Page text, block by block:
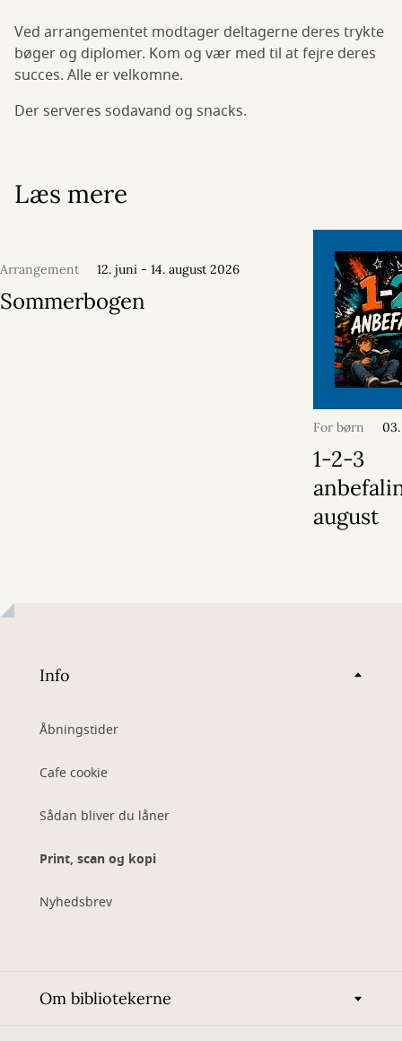
Ved arrangementet modtager deltagerne deres trykte
bøger og diplomer. Kom og vær med til at fejre deres
succes. Alle er velkomne.
Der serveres sodavand og snacks.
Læs mere
Arrangement 12. juni - 14. august 2026
Sommerbogen
For børn
1-2-3
august
Info
Åbningstider
Cafe cookie
Sådan bliver du låner
Print, scan og kopi
Nyhedsbrev
Om bibliotekerne